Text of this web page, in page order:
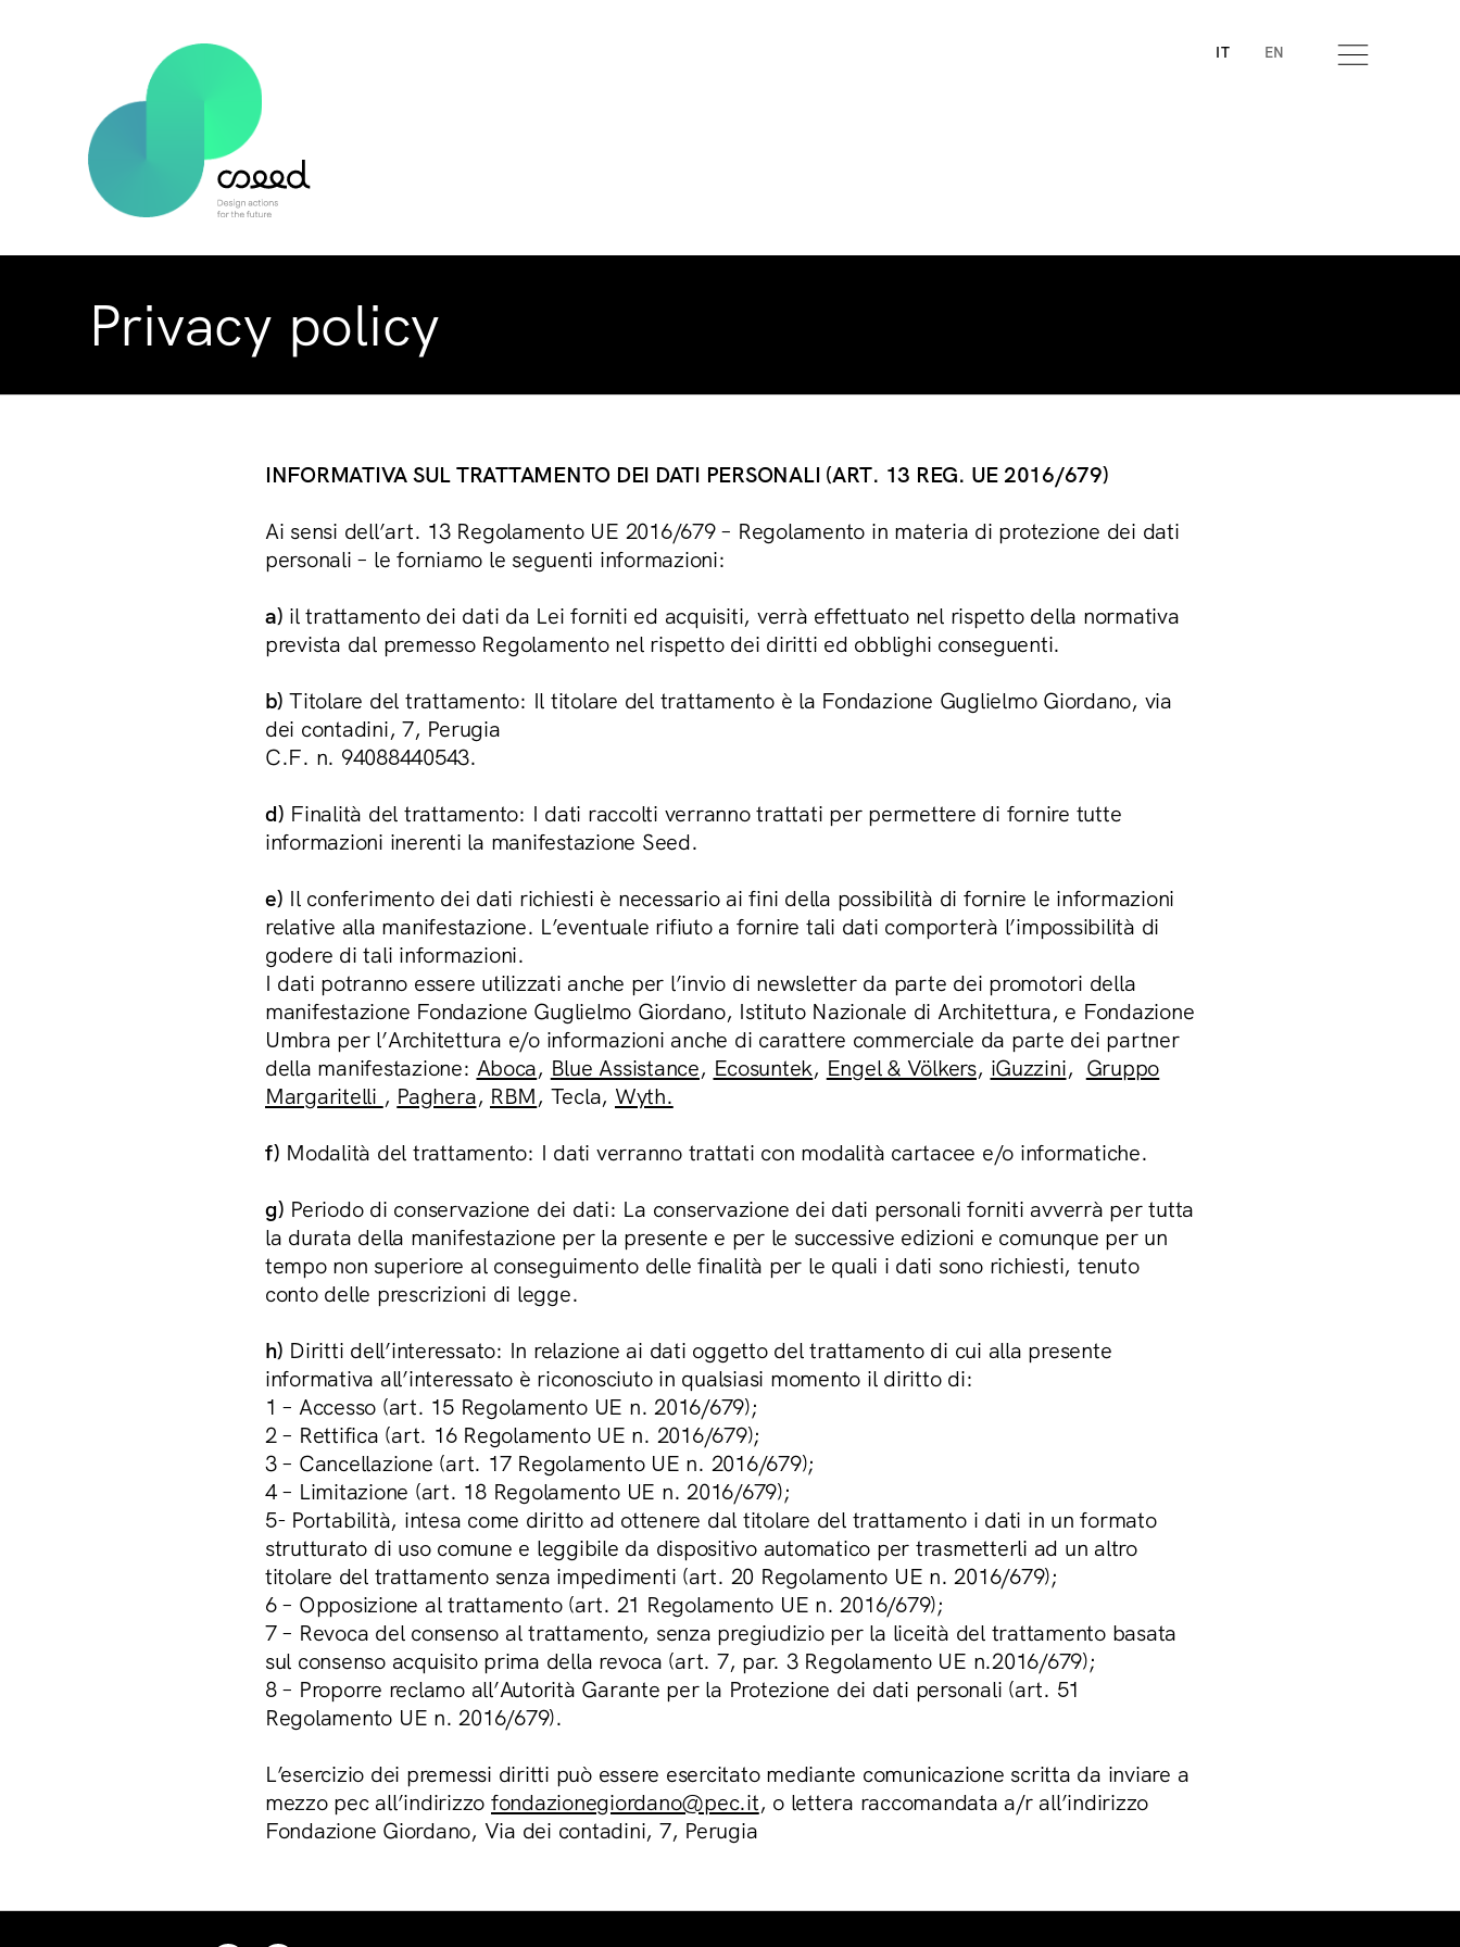
IT EN
Privacy policy
INFORMATIVA SUL TRATTAMENTO DEI DATI PERSONALI (ART. 13 REG. UE 2016/679)
Ai sensi dell’art. 13 Regolamento UE 2016/679 – Regolamento in materia di protezione dei dati
personali – le forniamo le seguenti informazioni:
a) il trattamento dei dati da Lei forniti ed acquisiti, verrà effettuato nel rispetto della normativa
prevista dal premesso Regolamento nel rispetto dei diritti ed obblighi conseguenti.
b) Titolare del trattamento: Il titolare del trattamento è la Fondazione Guglielmo Giordano, via
dei contadini, 7, Perugia
C.F. n. 94088440543.
d) Finalità del trattamento: I dati raccolti verranno trattati per permettere di fornire tutte
informazioni inerenti la manifestazione Seed.
e) Il conferimento dei dati richiesti è necessario ai fini della possibilità di fornire le informazioni
relative alla manifestazione. L’eventuale rifiuto a fornire tali dati comporterà l’impossibilità di
godere di tali informazioni.
I dati potranno essere utilizzati anche per l’invio di newsletter da parte dei promotori della
manifestazione Fondazione Guglielmo Giordano, Istituto Nazionale di Architettura, e Fondazione
Umbra per l’Architettura e/o informazioni anche di carattere commerciale da parte dei partner
della manifestazione: Aboca, Blue Assistance, Ecosuntek, Engel & Völkers, iGuzzini, Gruppo
Margaritelli , Paghera, RBM, Tecla, Wyth.
f) Modalità del trattamento: I dati verranno trattati con modalità cartacee e/o informatiche.
g) Periodo di conservazione dei dati: La conservazione dei dati personali forniti avverrà per tutta
la durata della manifestazione per la presente e per le successive edizioni e comunque per un
tempo non superiore al conseguimento delle finalità per le quali i dati sono richiesti, tenuto
conto delle prescrizioni di legge.
h) Diritti dell’interessato: In relazione ai dati oggetto del trattamento di cui alla presente
informativa all’interessato è riconosciuto in qualsiasi momento il diritto di:
1 – Accesso (art. 15 Regolamento UE n. 2016/679);
2 – Rettifica (art. 16 Regolamento UE n. 2016/679);
3 – Cancellazione (art. 17 Regolamento UE n. 2016/679);
4 – Limitazione (art. 18 Regolamento UE n. 2016/679);
5- Portabilità, intesa come diritto ad ottenere dal titolare del trattamento i dati in un formato
strutturato di uso comune e leggibile da dispositivo automatico per trasmetterli ad un altro
titolare del trattamento senza impedimenti (art. 20 Regolamento UE n. 2016/679);
6 – Opposizione al trattamento (art. 21 Regolamento UE n. 2016/679);
7 – Revoca del consenso al trattamento, senza pregiudizio per la liceità del trattamento basata
sul consenso acquisito prima della revoca (art. 7, par. 3 Regolamento UE n.2016/679);
8 – Proporre reclamo all’Autorità Garante per la Protezione dei dati personali (art. 51
Regolamento UE n. 2016/679).
L’esercizio dei premessi diritti può essere esercitato mediante comunicazione scritta da inviare a
mezzo pec all’indirizzo fondazionegiordano@pec.it, o lettera raccomandata a/r all’indirizzo
Fondazione Giordano, Via dei contadini, 7, Perugia